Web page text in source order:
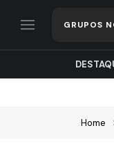
GRUPOS
Home